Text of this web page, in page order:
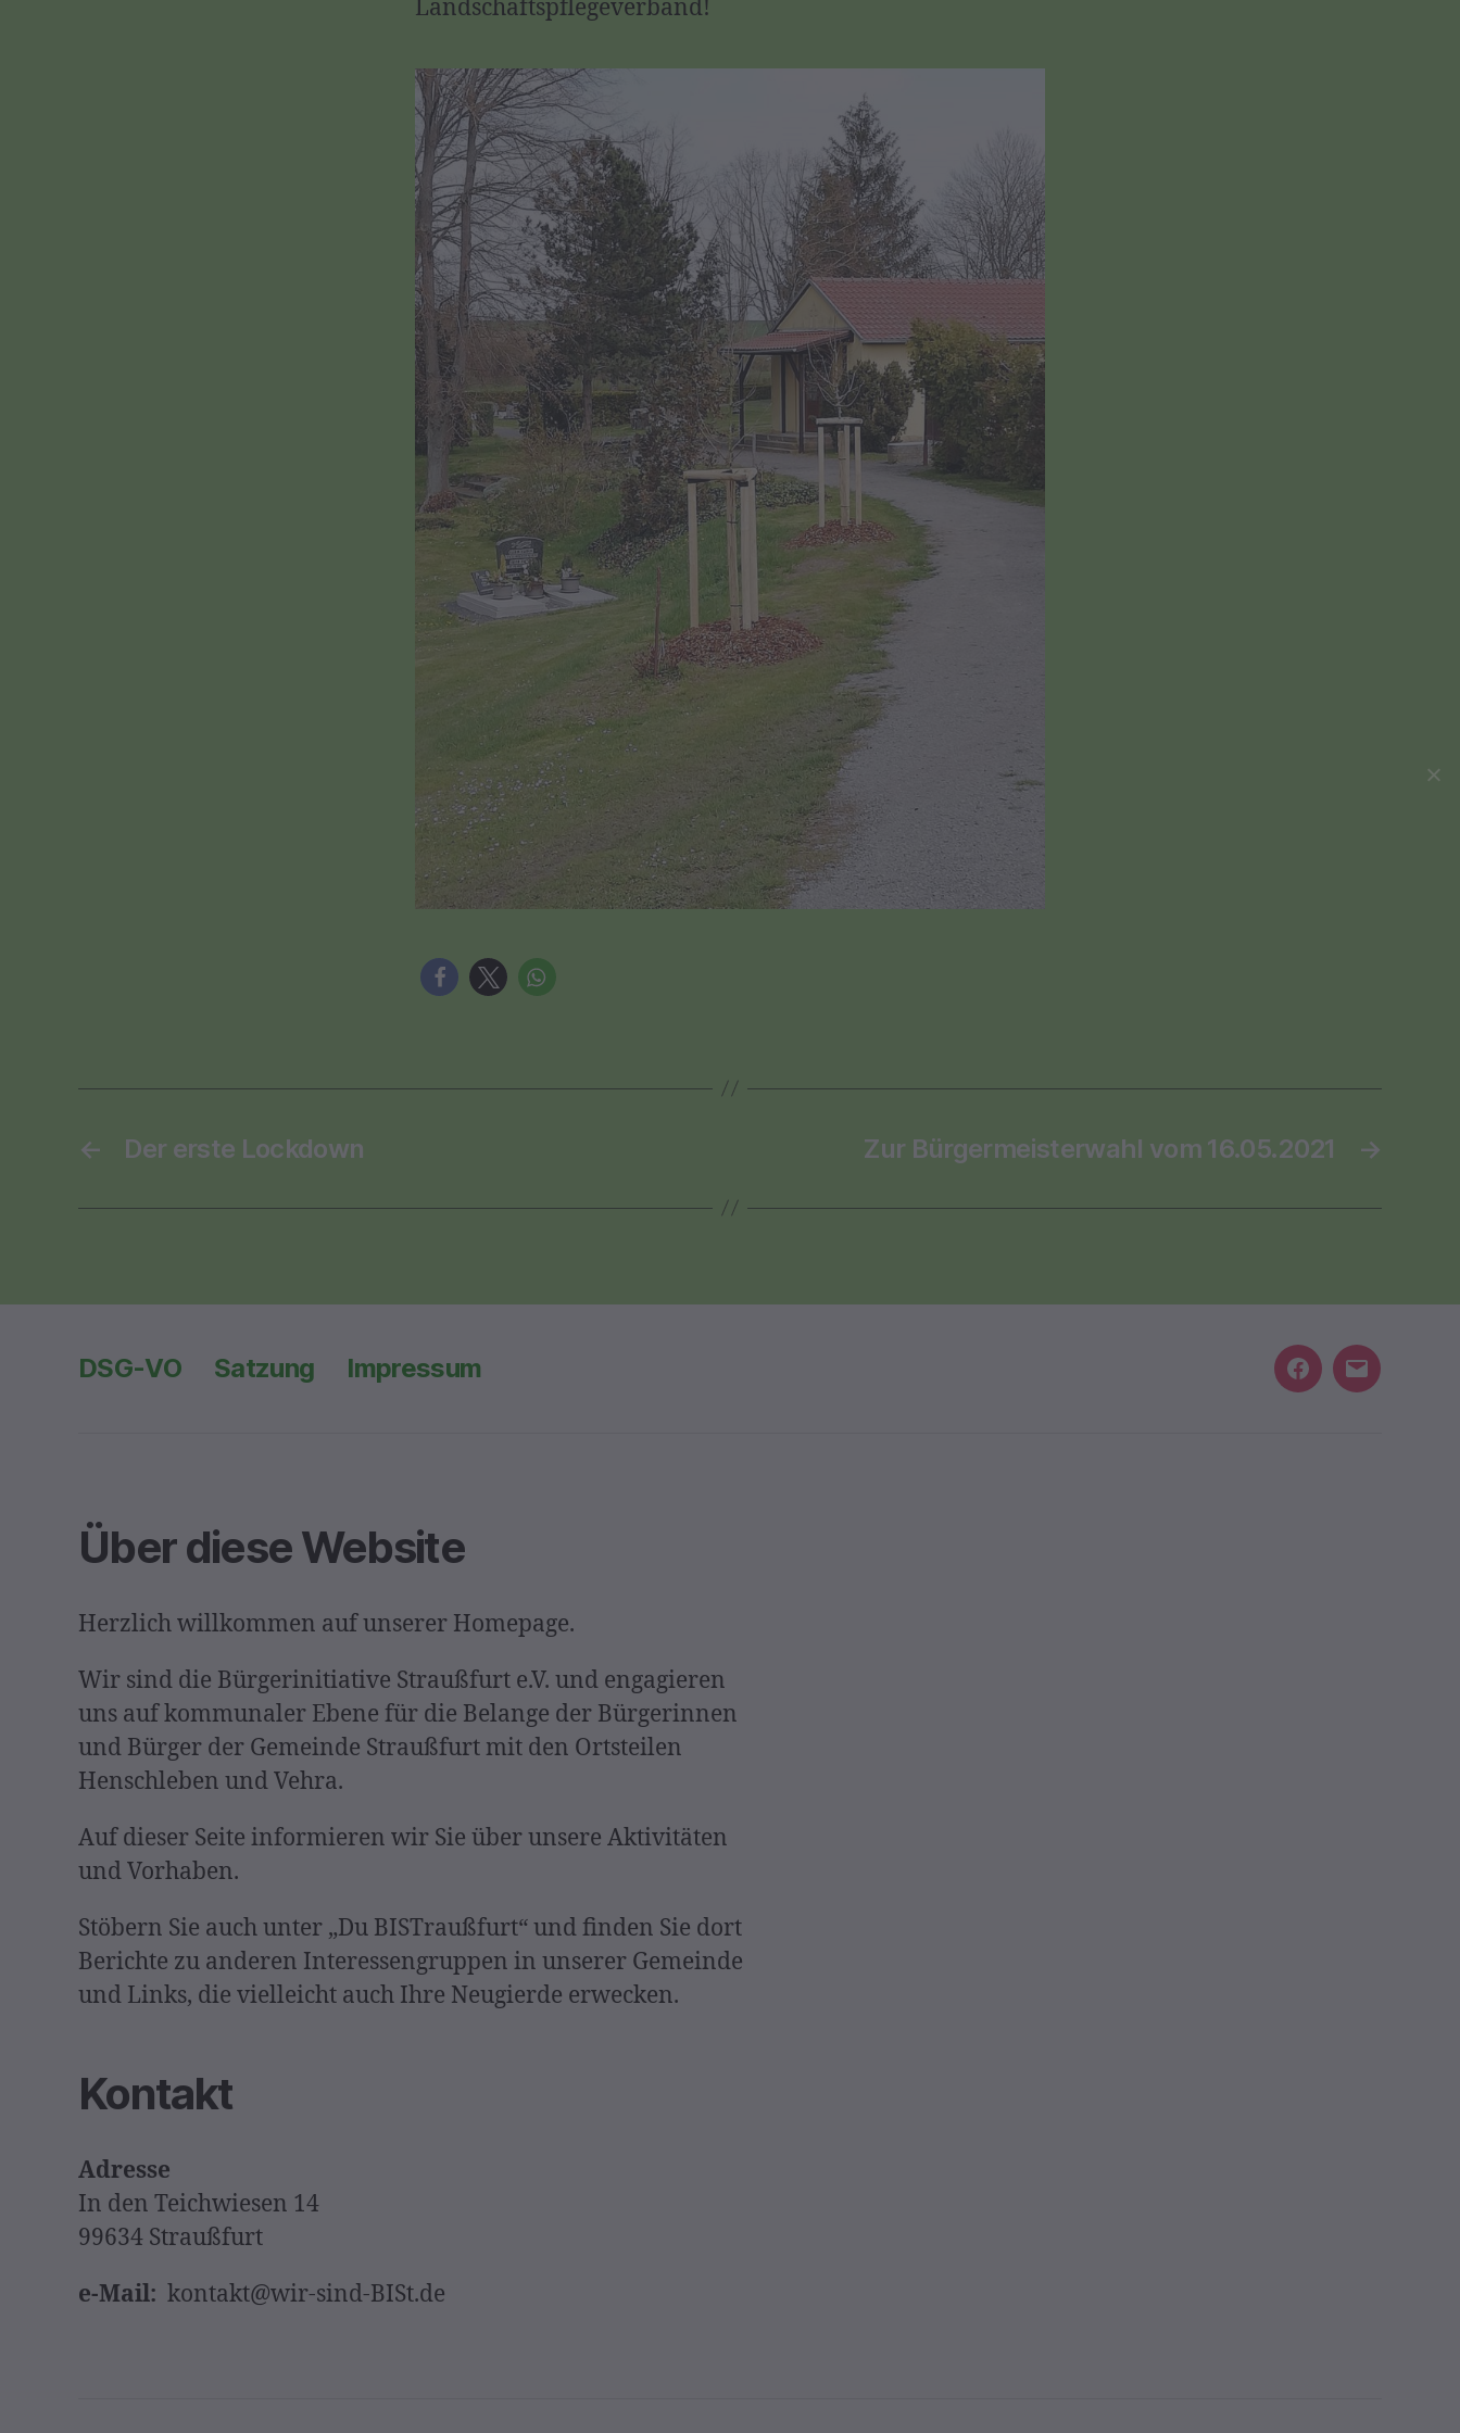
Landschaftspflegeverband!
← Der erste Lockdown →
Zur Bürgermeisterwahl vom 16.05.2021
DSG-VO Satzung Impressum Facebook
E-
Über diese Website
Herzlich willkommen auf unserer Homepage.
Wir sind die Bürgerinitiative Straußfurt e.V. und engagieren
uns auf kommunaler Ebene für die Belange der Bürgerinnen
und Bürger der Gemeinde Straußfurt mit den Ortsteilen
Henschleben und Vehra.
Auf dieser Seite informieren wir Sie über unsere Aktivitäten
und Vorhaben.
Stöbern Sie auch unter „Du BISTraußfurt“ und finden Sie dort
Berichte zu anderen Interessengruppen in unserer Gemeinde
und Links, die vielleicht auch Ihre Neugierde erwecken.
Kontakt
Adresse
In den Teichwiesen 14
99634 Straußfurt
e-Mail: kontakt@wir-sind-BISt.de